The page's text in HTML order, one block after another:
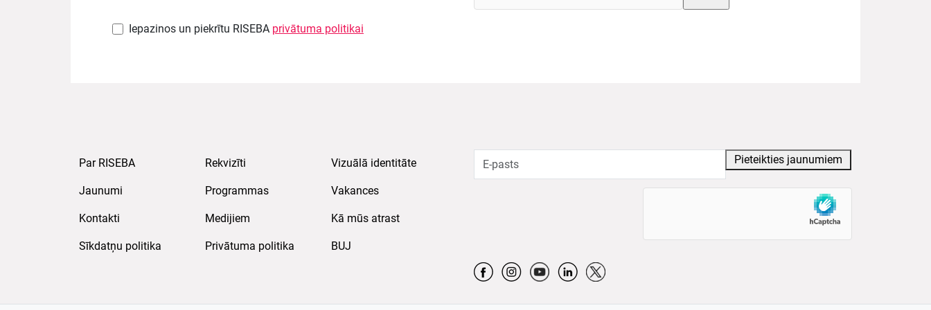
Iepazinos un piekrītu RISEBA privātuma politikai
Par RISEBA Rekvizīti Vizuālā identitāte
Jaunumi Programmas Vakances
Kontakti Medijiem Kā mūs atrast
Sīkdatņu politika Privātuma politika BUJ